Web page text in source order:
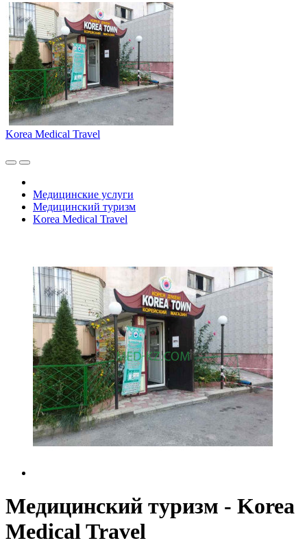
Korea Medical Travel
Медицинские услуги
Медицинский туризм
Korea Medical Travel
Медицинский туризм - Korea
Medical Travel